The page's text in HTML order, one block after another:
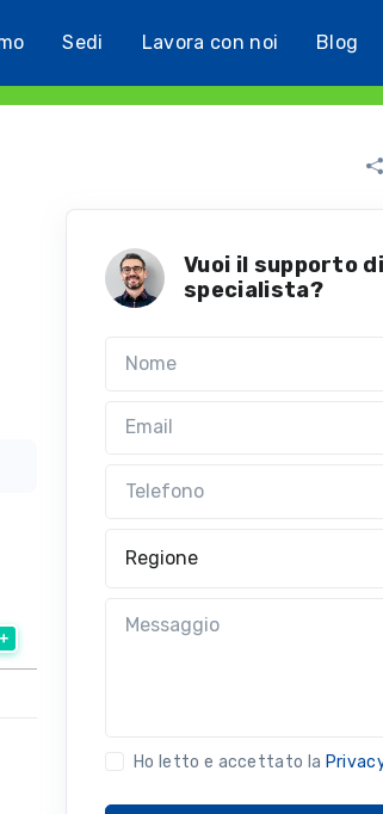
Sedi Lavora con noi Blog
Vuoi il supporto
specialista?
Ho letto e accettato la